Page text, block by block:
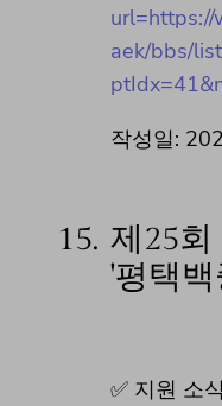
url=https://
aek/bbs/
작성일:
15. 제25회
'평택백
✅ 지원 소